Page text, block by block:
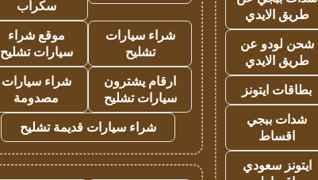
طريق الايدي
شحن لودو عن
طريق الايدي
بطاقات ايتونز
شدات ببجي
اقساط
ايتونز سعودي
سكراب
شراء سيارات
تشليح
موقع شراء
سيارات تشليح
ارقام يشترون
سيارات تشليح
شراء سيارات
مصدومة
شراء سيارات قديمة تشليح